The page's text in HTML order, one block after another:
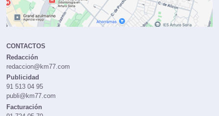
CONTACTOS
Redacción
redaccion@km77.com
Publicidad
91 513 04 95
publi@km77.com
Facturación